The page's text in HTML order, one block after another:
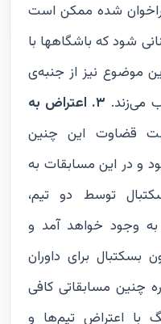
شده ممکن است
شود که باشگاهها با
این موضوع نیز از جنبه‌ی
می‌زند.
۳. اعتراض به
قضاوت این چنین
و در این مسابقات به
توسط دو تیم،
به وجود خواهد آمد و
بسکتبال برای داوران
چنین مسابقاتی کافی
با اعتراض تیم‌ها و